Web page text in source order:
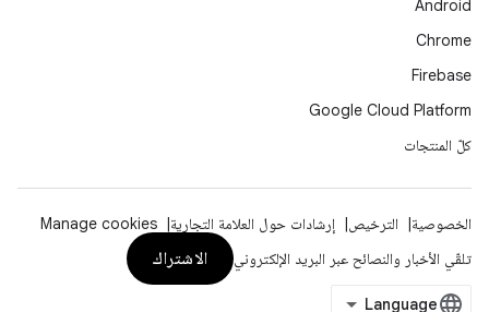
Android
Chrome
Firebase
Google Cloud Platform
كلّ المنتجات
الخصوصية الترخيص إرشادات حول العلامة التجارية
Manage cookies
تلقّي الأخبار والنصائح عبر البريد الإلكتروني
الاشتراك